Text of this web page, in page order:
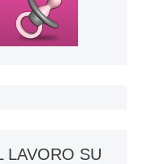
LAVORO SU